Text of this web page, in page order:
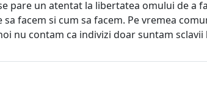
pare un atentat la libertatea omului de
facem si cum sa facem. Pe vremea
nu contam ca indivizi doar suntam sclavii